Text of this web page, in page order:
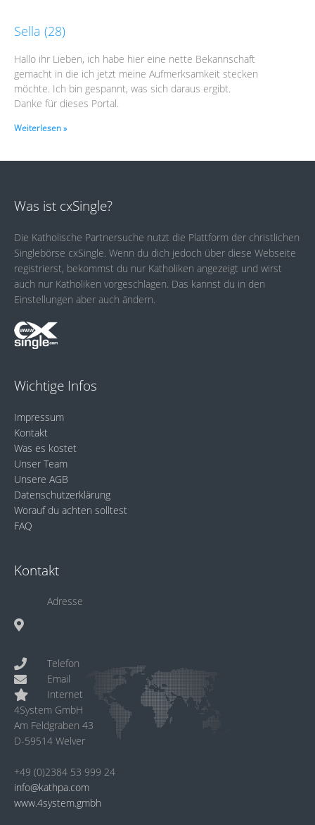
Sella (28)
Hallo ihr Lieben, ich habe hier eine nette Bekannschaft
gemacht in die ich jetzt meine Aufmerksamkeit stecken
möchte. Ich bin gespannt, was sich daraus ergibt.
Danke für dieses Portal.
Weiterlesen »
Was ist cxSingle?
Die Katholische Partnersuche nutzt die Plattform der christlichen
Singlebörse cxSingle. Wenn du dich jedoch über diese Webseite
registrierst, bekommst du nur Katholiken angezeigt und wirst
auch nur Katholiken vorgeschlagen. Das kannst du in den
Einstellungen aber auch ändern.
Wichtige Infos
Impressum
Kontakt
Was es kostet
Unser Team
Unsere AGB
Datenschutzerklärung
Worauf du achten solltest
FAQ
Kontakt
Adresse
Telefon
Email
Internet
4System GmbH
Am Feldgraben 43
D-59514 Welver
+49 (0)2384 53 999 24
info@kathpa.com
www.4system.gmbh